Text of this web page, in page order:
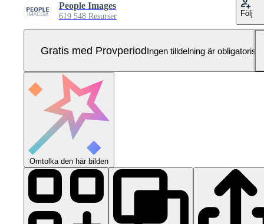
People Images
619 548 Resurser Följ
Gratis med ProvperiodIngen tilldelning är obligatorisk
Omtolka den här bilden